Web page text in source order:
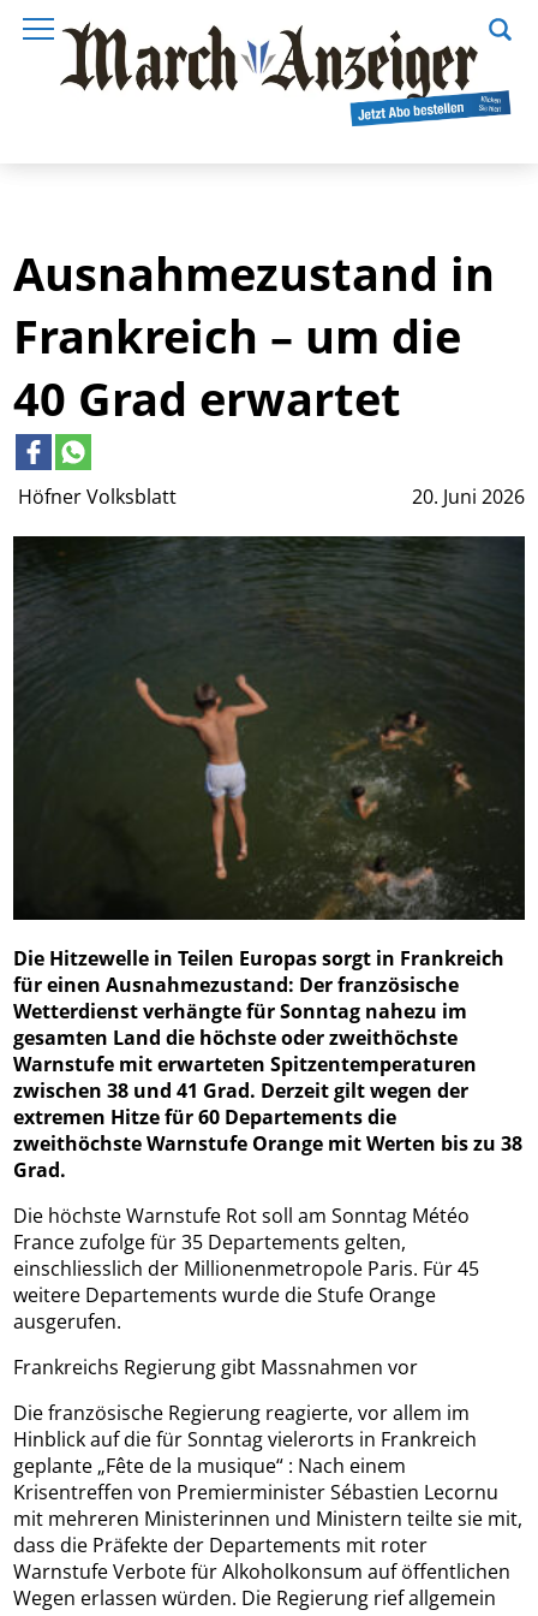
Höfner Volksblatt 20. Juni 2026
Ausnahmezustand in
Frankreich – um die
40 Grad erwartet
Die Hitzewelle in Teilen Europas sorgt in Frankreich
für einen Ausnahmezustand: Der französische
Wetterdienst verhängte für Sonntag nahezu im
gesamten Land die höchste oder zweithöchste
Warnstufe mit erwarteten Spitzentemperaturen
zwischen 38 und 41 Grad. Derzeit gilt wegen der
extremen Hitze für 60 Departements die
zweithöchste Warnstufe Orange mit Werten bis zu 38
Grad.
Die höchste Warnstufe Rot soll am Sonntag Météo
France zufolge für 35 Departements gelten,
einschliesslich der Millionenmetropole Paris. Für 45
weitere Departements wurde die Stufe Orange
ausgerufen.
Frankreichs Regierung gibt Massnahmen vor
Die französische Regierung reagierte, vor allem im
Hinblick auf die für Sonntag vielerorts in Frankreich
geplante „Fête de la musique“ : Nach einem
Krisentreffen von Premierminister Sébastien Lecornu
mit mehreren Ministerinnen und Ministern teilte sie mit,
dass die Präfekte der Departements mit roter
Warnstufe Verbote für Alkoholkonsum auf öffentlichen
Wegen erlassen würden. Die Regierung rief allgemein